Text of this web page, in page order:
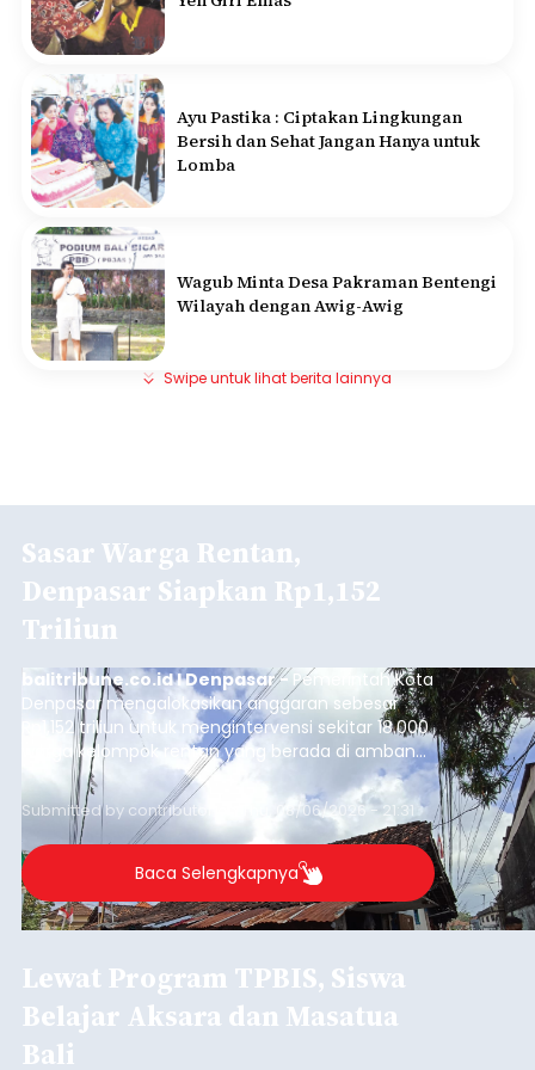
Ayu Pastika : Ciptakan Lingkungan
Bersih dan Sehat Jangan Hanya untuk
Lomba
Wagub Minta Desa Pakraman Bentengi
Wilayah dengan Awig-Awig
Swipe untuk lihat berita lainnya
Sasar Warga Rentan,
Denpasar Siapkan Rp1,152
Triliun
balitribune.co.id I Denpasar - Pemerintah Kota
Denpasar mengalokasikan anggaran sebesar
Rp1,152 triliun untuk mengintervensi sekitar 18.000
warga kelompok rentan yang berada di ambang
garis kemiskinan. Langkah strategis ini diambil
guna menjaga masyarakat yang berada pada
kelompok desil 5 dan 6 tersebut agar tidak
merosot ke kategori miskin.
Submitted by contributor Thu, 08/06/2026 - 21:31
Baca Selengkapnya
Lewat Program TPBIS, Siswa
Belajar Aksara dan Masatua
Bali